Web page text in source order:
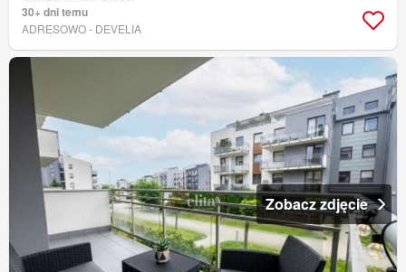
30+ dni temu
ADRESOWO - DEVELIA
Zobacz zdjęcie